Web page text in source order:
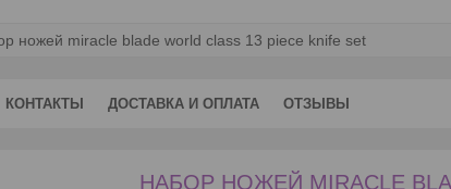
ножей miracle blade world class 13 piece knife set
КОНТАКТЫ ДОСТАВКА И ОПЛАТА ОТЗЫВЫ
НАБОР НОЖЕЙ MIRACLE